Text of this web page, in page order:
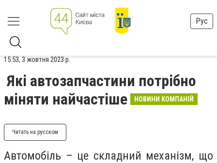
Рус
15:53, 3 жовтня 2023 р.
Які автозапчастини потрібно
міняти найчастіше
НОВИНИ КОМПАНІЙ
Читать на русском
Автомобіль – це складний механізм, що